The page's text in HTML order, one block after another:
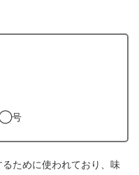
◯号
ために使われており、味